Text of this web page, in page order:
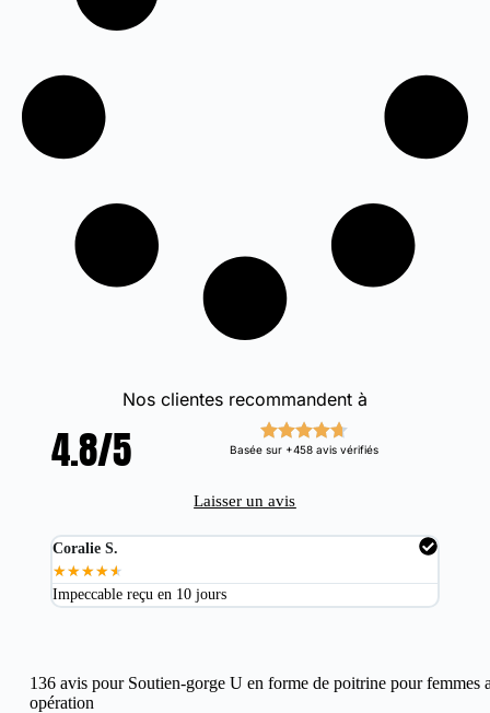
Nos clientes recommandent à
4.8/5 Basée sur +458 avis vérifiés
Laisser un avis
Coralie S.
★★★★★
Impeccable reçu en 10 jours
136 avis pour Soutien-gorge U en forme de poitrine pour femmes
opération